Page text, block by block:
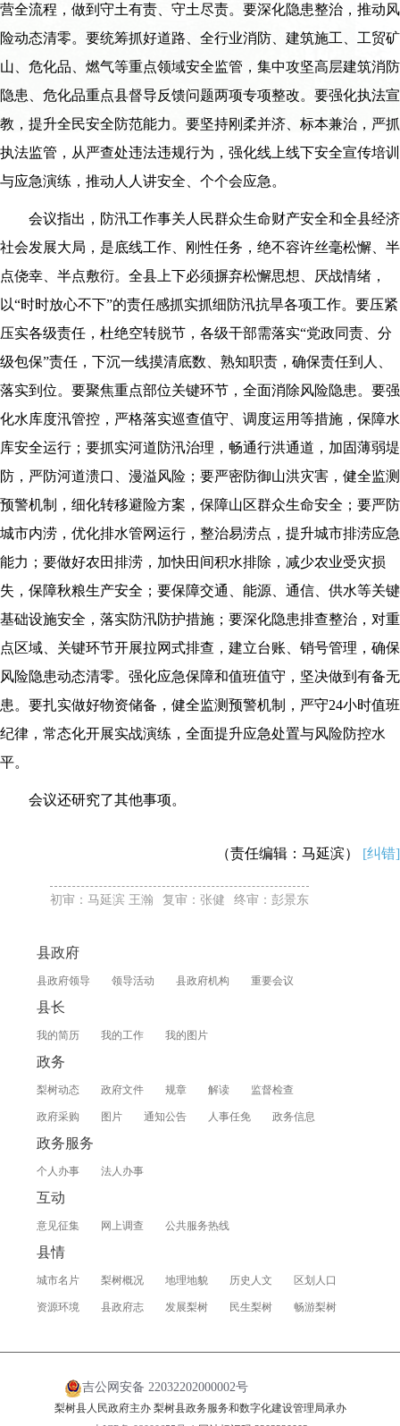
营全流程，做到守土有责、守土尽责。要深化隐患整治，推动风
险动态清零。要统筹抓好道路、全行业消防、建筑施工、工贸矿
山、危化品、燃气等重点领域安全监管，集中攻坚高层建筑消防
隐患、危化品重点县督导反馈问题两项专项整改。要强化执法宣
教，提升全民安全防范能力。要坚持刚柔并济、标本兼治，严抓
执法监管，从严查处违法违规行为，强化线上线下安全宣传培训
与应急演练，推动人人讲安全、个个会应急。
会议指出，防汛工作事关人民群众生命财产安全和全县经济
社会发展大局，是底线工作、刚性任务，绝不容许丝毫松懈、半
点侥幸、半点敷衍。全县上下必须摒弃松懈思想、厌战情绪，
以“时时放心不下”的责任感抓实抓细防汛抗旱各项工作。要压紧
压实各级责任，杜绝空转脱节，各级干部需落实“党政同责、分
级包保”责任，下沉一线摸清底数、熟知职责，确保责任到人、
落实到位。要聚焦重点部位关键环节，全面消除风险隐患。要强
化水库度汛管控，严格落实巡查值守、调度运用等措施，保障水
库安全运行；要抓实河道防汛治理，畅通行洪通道，加固薄弱堤
防，严防河道溃口、漫溢风险；要严密防御山洪灾害，健全监测
预警机制，细化转移避险方案，保障山区群众生命安全；要严防
城市内涝，优化排水管网运行，整治易涝点，提升城市排涝应急
能力；要做好农田排涝，加快田间积水排除，减少农业受灾损
失，保障秋粮生产安全；要保障交通、能源、通信、供水等关键
基础设施安全，落实防汛防护措施；要深化隐患排查整治，对重
点区域、关键环节开展拉网式排查，建立台账、销号管理，确保
风险隐患动态清零。强化应急保障和值班值守，坚决做到有备无
患。要扎实做好物资储备，健全监测预警机制，严守24小时值班
纪律，常态化开展实战演练，全面提升应急处置与风险防控水
平。
会议还研究了其他事项。
（责任编辑：马延滨） [纠错]
初审：马延滨 王瀚 复审：张健 终审：彭景东
县政府
县政府领导 领导活动 县政府机构 重要会议
县长
我的简历 我的工作 我的图片
政务
梨树动态 政府文件 规章 解读 监督检查
政府采购 图片 通知公告 人事任免 政务信息
政务服务
个人办事 法人办事
互动
意见征集 网上调查 公共服务热线
县情
城市名片 梨树概况 地理地貌 历史人文 区划人口
资源环境 县政府志 发展梨树 民生梨树 畅游梨树
吉公网安备 22032202000002号
梨树县人民政府主办 梨树县政务服务和数字化建设管理局承办